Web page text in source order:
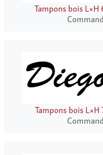
Tampons bois
Tampons bois